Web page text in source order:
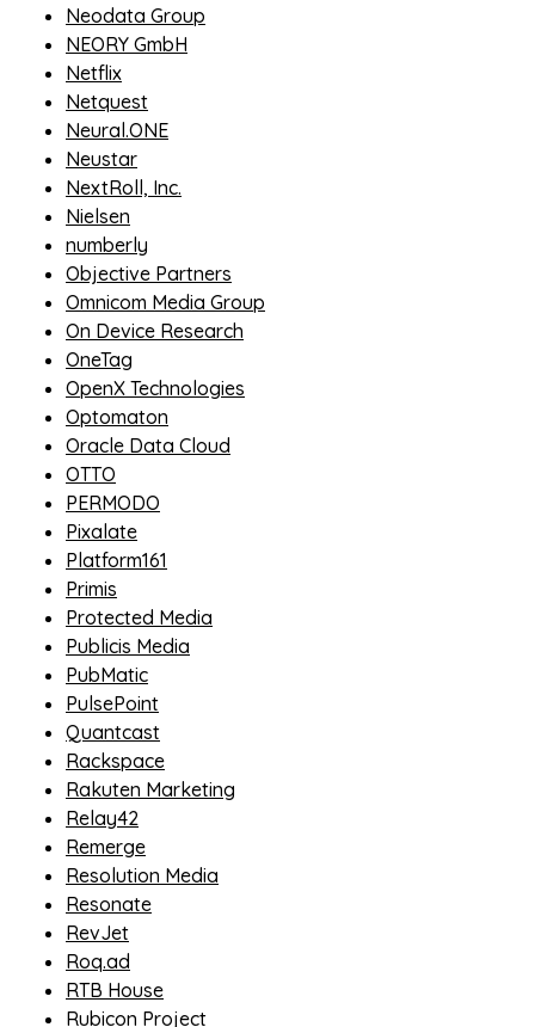
Neodata Group
NEORY GmbH
Netflix
Netquest
Neural.ONE
Neustar
NextRoll, Inc.
Nielsen
numberly
Objective Partners
Omnicom Media Group
On Device Research
OneTag
OpenX Technologies
Optomaton
Oracle Data Cloud
OTTO
PERMODO
Pixalate
Platform161
Primis
Protected Media
Publicis Media
PubMatic
PulsePoint
Quantcast
Rackspace
Rakuten Marketing
Relay42
Remerge
Resolution Media
Resonate
RevJet
Roq.ad
RTB House
Rubicon Project